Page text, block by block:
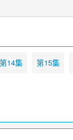
第14集 第15集